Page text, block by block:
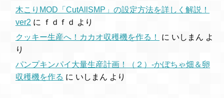
木こりMOD「CutAllSMP」の設定方法を詳しく解説！
ver2 に ｆｄｆｄ より
クッキー生産へ！カカオ収穫機を作る！
に いしまん よ
り
パンプキンパイ大量生産計画！（２）-かぼちゃ畑＆卵
収穫機を作る に いしまん より